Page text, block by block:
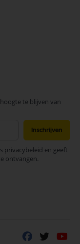
te blijven van
Inschrijven
privacybeleid en geeft
ontvangen.